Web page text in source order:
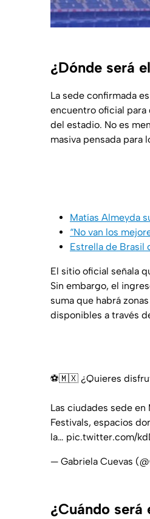
¿Dónde será
La sede confirmada es
encuentro oficial para
del estadio. No es
masiva pensada para
Matías Almeyda
“No van los
Estrella de Brasil
El sitio oficial señala
Sin embargo, el
suma que habrá
disponibles a través
⚽🇲🇽 ¿Quieres
Las ciudades sede
Festivals, espacios
la… pic.twitter.com/
— Gabriela Cuevas
¿Cuándo